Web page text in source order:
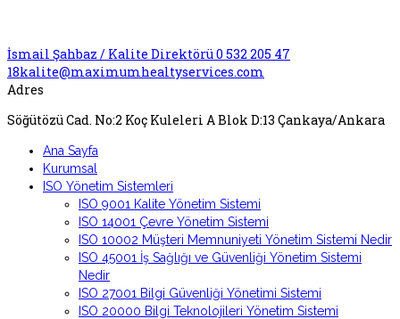
İsmail Şahbaz / Kalite Direktörü 0 532 205 47
18kalite@maximumhealtyservices.com
Adres
Söğütözü Cad. No:2 Koç Kuleleri A Blok D:13 Çankaya/Ankara
Ana Sayfa
Kurumsal
ISO Yönetim Sistemleri
ISO 9001 Kalite Yönetim Sistemi
ISO 14001 Çevre Yönetim Sistemi
ISO 10002 Müşteri Memnuniyeti Yönetim Sistemi Nedir
ISO 45001 İş Sağlığı ve Güvenliği Yönetim Sistemi
Nedir
ISO 27001 Bilgi Güvenliği Yönetimi Sistemi
ISO 20000 Bilgi Teknolojileri Yönetim Sistemi